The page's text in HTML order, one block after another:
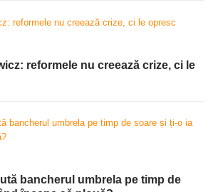
reformele nu creează crize, ci le
bancherul umbrela pe timp de